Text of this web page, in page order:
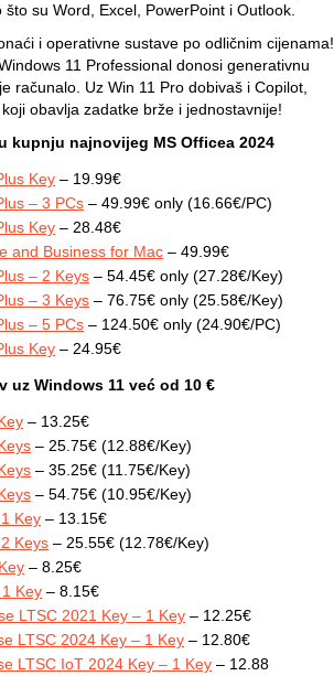
su Word, Excel, PowerPoint i Outlook.
i operativne sustave po odličnim cijenama!
11 Professional donosi generativnu
računalo. Uz Win 11 Pro dobivaš i Copilot,
obavlja zadatke brže i jednostavnije!
kupnju najnovijeg MS Officea 2024
Key – 19.99€
– 3 PCs – 49.99€ only (16.66€/PC)
Key – 28.48€
and Business for Mac – 49.99€
– 2 Keys – 54.45€ only (27.28€/Key)
– 3 Keys – 76.75€ only (25.58€/Key)
– 5 PCs – 124.50€ only (24.90€/PC)
Key – 24.95€
uz Windows 11 već od 10 €
– 13.25€
– 25.75€ (12.88€/Key)
– 35.25€ (11.75€/Key)
– 54.75€ (10.95€/Key)
Key – 13.15€
Keys – 25.55€ (12.78€/Key)
– 8.25€
Key – 8.15€
LTSC 2021 Key – 1 Key – 12.25€
LTSC 2024 Key – 1 Key – 12.80€
LTSC IoT 2024 Key – 1 Key – 12.88